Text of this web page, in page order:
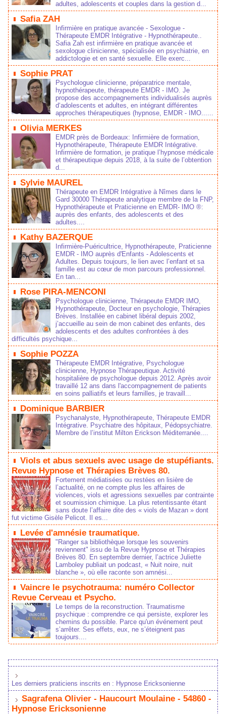
adultes, adolescents et couples dans la gestion d...
Safia ZAH
Infirmière en pratique avancée - Sexologue -
Thérapeute EMDR Intégrative - Hypnothérapeute..
Safia Zah est infirmière en pratique avancée et
sexologue clinicienne, spécialisée en psychiatrie, en
addictologie et en santé sexuelle. Elle exerc...
Sophie PRAT
Psychologue clinicienne, préparatrice mentale,
hypnothérapeute, thérapeute EMDR - IMO. Je
propose des accompagnements individualisés auprès
d‘adolescents et adultes, en intégrant différentes
approches thérapeutiques (hypnose, EMDR - IMO......
Olivia MERKES
EMDR près de Bordeaux: Infirmière de formation,
Hypnothérapeute, Thérapeute EMDR Intégrative.
Infirmière de formation, je pratique l’hypnose médicale
et thérapeutique depuis 2018, à la suite de l’obtention
d...
Sylvie MAUREL
Thérapeute en EMDR Intégrative à Nîmes dans le
Gard 30000 Thérapeute analytique membre de la FNP,
Hypnothérapeute et Praticienne en EMDR- IMO ®:
auprès des enfants, des adolescents et des
adultes....
Kathy BAZERQUE
Infirmière-Puéricultrice, Hypnothérapeute, Praticienne
EMDR - IMO auprès d'Enfants - Adolescents et
Adultes. Depuis toujours, le lien avec l’enfant et sa
famille est au cœur de mon parcours professionnel.
En tan...
Rose PIRA-MENCONI
Psychologue clinicienne, Thérapeute EMDR IMO,
Hypnothérapeute, Docteur en psychologie, Thérapies
Brèves. Installée en cabinet libéral depuis 2002,
j’accueille au sein de mon cabinet des enfants, des
adolescents et des adultes confrontées à des
difficultés psychique...
Sophie POZZA
Thérapeute EMDR Intégrative, Psychologue
clinicienne, Hypnose Thérapeutique. Activité
hospitalière de psychologue depuis 2012. Après avoir
travaillé 12 ans dans l'accompagnement de patients
en soins palliatifs et leurs familles, je travaill...
Dominique BARBIER
Psychanalyste, Hypnothérapeute, Thérapeute EMDR
Intégrative. Psychiatre des hôpitaux, Pédopsychiatre.
Membre de l’institut Milton Erickson Méditerranée....
Viols et abus sexuels avec usage de stupéfiants.
Revue Hypnose et Thérapies Brèves 80.
Fortement médiatisées ou restées en lisière de
l’actualité, on ne compte plus les affaires de
violences, viols et agressions sexuelles par contrainte
et soumission chimique. La plus retentissante étant
sans doute l’affaire dite des « viols de Mazan » dont
fut victime Gisèle Pelicot. Il es...
Levée d'amnésie traumatique.
"Ranger sa bibliothèque lorsque les souvenirs
reviennent" issu de la Revue Hypnose et Thérapies
Brèves 80. En septembre dernier, l’actrice Juliette
Lamboley publiait un podcast, « Nuit noire, nuit
blanche », où elle raconte son amnési...
Vaincre le psychotrauma: numéro Collector
Revue Cerveau et Psycho.
Le temps de la reconstruction. Traumatisme
psychique : comprendre ce qui persiste, explorer les
chemins du possible. Parce qu'un événement peut
s’arrêter. Ses effets, eux, ne s’éteignent pas
toujours....
Les derniers praticiens inscrits en : Hypnose Ericksonienne
Sagrafena Olivier - Haucourt Moulaine - 54860 -
Hypnose Ericksonienne